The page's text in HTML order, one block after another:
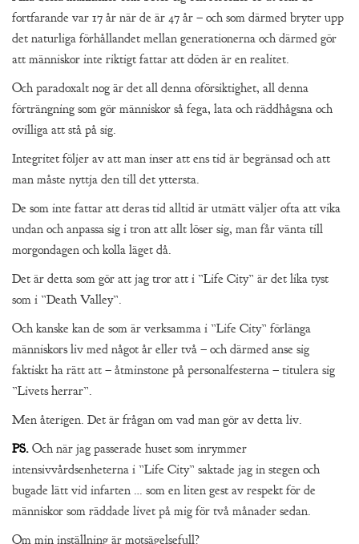
fortfarande var 17 år när de är 47 år – och som därmed bryter upp
det naturliga förhållandet mellan generationerna och därmed gör
att människor inte riktigt fattar att döden är en realitet.
Och paradoxalt nog är det all denna oförsiktighet, all denna
förträngning som gör människor så fega, lata och räddhågsna och
ovilliga att stå på sig.
Integritet följer av att man inser att ens tid är begränsad och att
man måste nyttja den till det yttersta.
De som inte fattar att deras tid alltid är utmätt väljer ofta att vika
undan och anpassa sig i tron att allt löser sig, man får vänta till
morgondagen och kolla läget då.
Det är detta som gör att jag tror att i ”Life City” är det lika tyst
som i ”Death Valley”.
Och kanske kan de som är verksamma i ”Life City” förlänga
människors liv med något år eller två – och därmed anse sig
faktiskt ha rätt att – åtminstone på personalfesterna – titulera sig
”Livets herrar”.
Men återigen. Det är frågan om vad man gör av detta liv.
PS. Och när jag passerade huset som inrymmer
intensivvårdsenheterna i ”Life City” saktade jag in stegen och
bugade lätt vid infarten … som en liten gest av respekt för de
människor som räddade livet på mig för två månader sedan.
Om min inställning är motsägelsefull?